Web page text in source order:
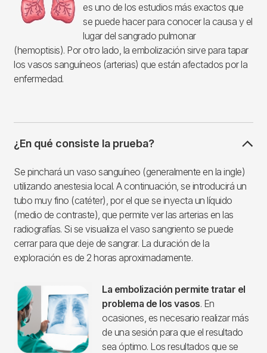
es uno de los estudios más exactos que
se puede hacer para conocer la causa y el
lugar del sangrado pulmonar
(hemoptisis). Por otro lado, la embolización sirve para tapar
los vasos sanguíneos (arterias) que están afectados por la
enfermedad.
¿En qué consiste la prueba?
Se pinchará un vaso sanguíneo (generalmente en la ingle)
utilizando anestesia local. A continuación, se introducirá un
tubo muy fino (catéter), por el que se inyecta un líquido
(medio de contraste), que permite ver las arterias en las
radiografías. Si se visualiza el vaso sangriento se puede
cerrar para que deje de sangrar. La duración de la
exploración es de 2 horas aproximadamente.
La embolización permite tratar el
problema de los vasos. En
ocasiones, es necesario realizar más
de una sesión para que el resultado
sea óptimo. Los resultados que se